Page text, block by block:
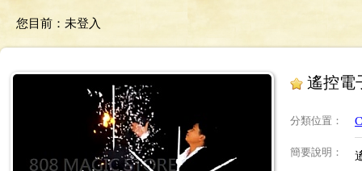
您目前： 未登入
遙控電
分類位置 ：
簡要說明 ：